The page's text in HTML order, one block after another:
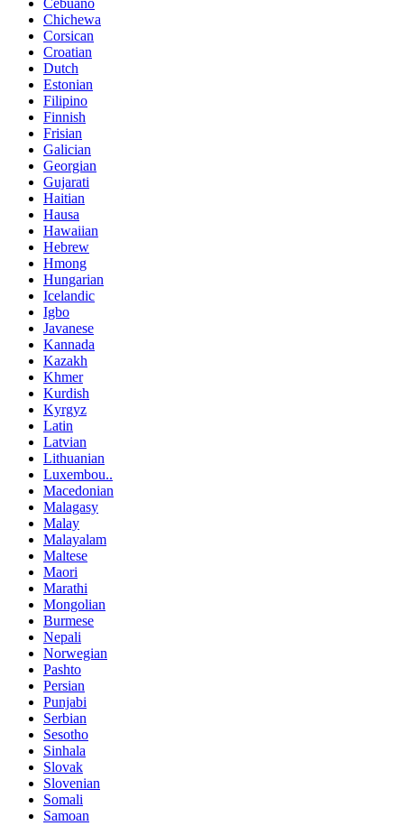
Cebuano
Chichewa
Corsican
Croatian
Dutch
Estonian
Filipino
Finnish
Frisian
Galician
Georgian
Gujarati
Haitian
Hausa
Hawaiian
Hebrew
Hmong
Hungarian
Icelandic
Igbo
Javanese
Kannada
Kazakh
Khmer
Kurdish
Kyrgyz
Latin
Latvian
Lithuanian
Luxembou..
Macedonian
Malagasy
Malay
Malayalam
Maltese
Maori
Marathi
Mongolian
Burmese
Nepali
Norwegian
Pashto
Persian
Punjabi
Serbian
Sesotho
Sinhala
Slovak
Slovenian
Somali
Samoan